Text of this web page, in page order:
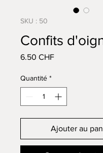
SKU : 50
Confits
6.50 CHFPrix
Quantité *
Ajouter au